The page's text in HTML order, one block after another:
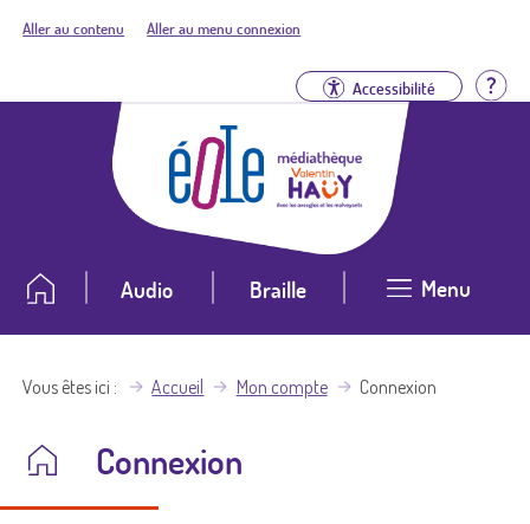
Aller au contenu Aller au menu connexion
Accessibilité
Audio Braille Menu
Vous êtes ici Accueil Mon compte Connexion
Connexion